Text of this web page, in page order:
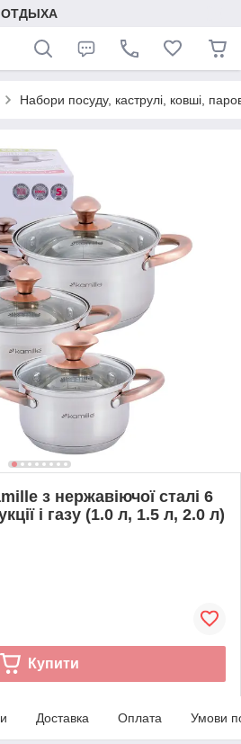
Набори посуду, каструлі, ковші,
з нержавіючої сталі 6
і газу (1.0 л, 1.5 л, 2.0 л)
Купити
Доставка Оплата Умови